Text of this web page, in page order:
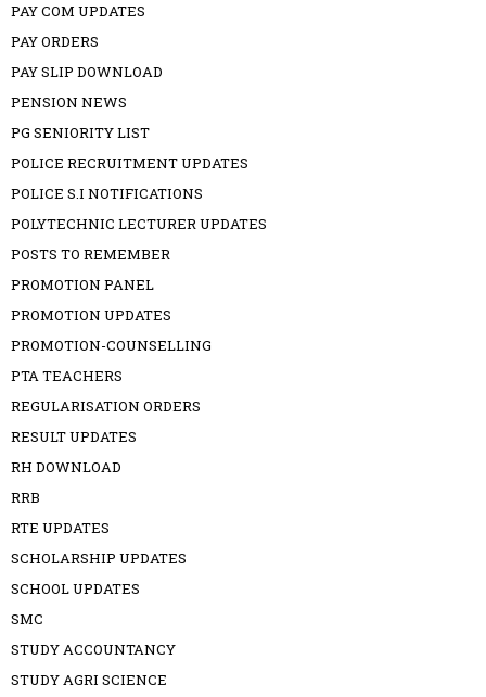
PAY COM UPDATES
PAY ORDERS
PAY SLIP DOWNLOAD
PENSION NEWS
PG SENIORITY LIST
POLICE RECRUITMENT UPDATES
POLICE S.I NOTIFICATIONS
POLYTECHNIC LECTURER UPDATES
POSTS TO REMEMBER
PROMOTION PANEL
PROMOTION UPDATES
PROMOTION-COUNSELLING
PTA TEACHERS
REGULARISATION ORDERS
RESULT UPDATES
RH DOWNLOAD
RRB
RTE UPDATES
SCHOLARSHIP UPDATES
SCHOOL UPDATES
SMC
STUDY ACCOUNTANCY
STUDY AGRI SCIENCE